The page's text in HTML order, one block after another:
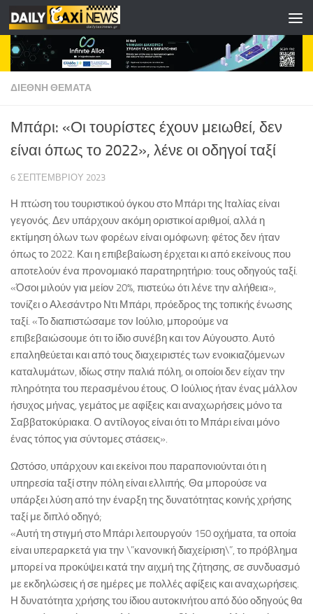
Skip to content
ΔΙΕΘΝΗ ΘΕΜΑΤΑ
Μπάρι: «Οι τουρίστες έχουν μειωθεί, δεν
είναι όπως το 2022», λένε οι οδηγοί ταξί
6 ΣΕΠΤΕΜΒΡΊΟΥ 2023
Η πτώση του τουριστικού όγκου στο Μπάρι της Ιταλίας είναι
γεγονός. Δεν υπάρχουν ακόμη οριστικοί αριθμοί, αλλά η
εκτίμηση όλων των φορέων είναι ομόφωνη: φέτος δεν ήταν
όπως το 2022. Και η επιβεβαίωση έρχεται κι από εκείνους που
αποτελούν ένα προνομιακό παρατηρητήριο: τους οδηγούς ταξί.
«Όσοι μιλούν για μείον 20%, πιστεύω ότι λένε την αλήθεια»,
τονίζει ο Αλεσάντρο Ντι Μπάρι, πρόεδρος της τοπικής ένωσης
ταξί. «Το διαπιστώσαμε τον Ιούλιο, μπορούμε να
επιβεβαιώσουμε ότι το ίδιο συνέβη και τον Αύγουστο. Αυτό
επαληθεύεται και από τους διαχειριστές των ενοικιαζόμενων
καταλυμάτων, ιδίως στην παλιά πόλη, οι οποίοι δεν είχαν την
πληρότητα του περασμένου έτους. Ο Ιούλιος ήταν ένας μάλλον
ήσυχος μήνας, γεμάτος με αφίξεις και αναχωρήσεις μόνο τα
Σαββατοκύριακα. Ο αντίλογος είναι ότι το Μπάρι είναι μόνο
ένας τόπος για σύντομες στάσεις».
Ωστόσο, υπάρχουν και εκείνοι που παραπονιούνται ότι η
υπηρεσία ταξί στην πόλη είναι ελλιπής. Θα μπορούσε να
υπάρξει λύση από την έναρξη της δυνατότητας κοινής χρήσης
ταξί με διπλό οδηγό;
«Αυτή τη στιγμή στο Μπάρι λειτουργούν 150 οχήματα, τα οποία
είναι υπεραρκετά για την \”κανονική διαχείριση\”, το πρόβλημα
μπορεί να προκύψει κατά την αιχμή της ζήτησης, σε συνδυασμό
με εκδηλώσεις ή σε ημέρες με πολλές αφίξεις και αναχωρήσεις.
Η δυνατότητα χρήσης του ίδιου αυτοκινήτου από δύο οδηγούς θα